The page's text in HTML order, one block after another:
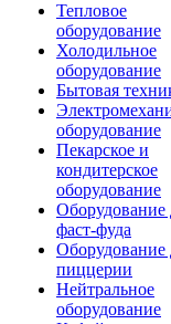
Тепловое
оборудование
Холодильное
оборудование
Бытовая
оборудование
Пекарское и
кондитерское
оборудование
Оборудование
фаст-фуда
Оборудование
пиццерии
Нейтральное
оборудование